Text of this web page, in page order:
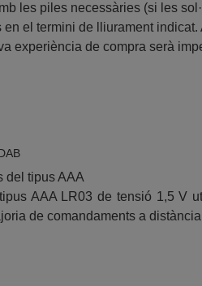
les piles necessàries (si les
el termini de lliurament indicat.
experiència de compra serà
del tipus AAA
AAA LR03 de tensió 1,5 V
de comandaments a